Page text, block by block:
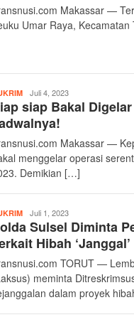
Makassar —
Umar Raya,
Transnusi
Admin
Juli 4, 2023
siap Bakal
Makassar —
menggelar operasi
Demikian […]
Transnusi
Admin
Juli 1, 2023
Sulsel Diminta
Hibah
TORUT —
meminta
dalam proyek